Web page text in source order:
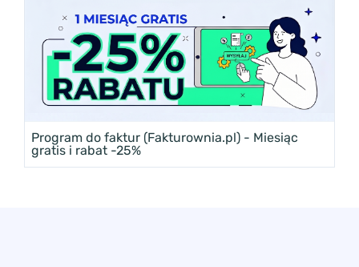
Program do faktur (Fakturownia.pl) - Miesiąc
gratis i rabat -25%